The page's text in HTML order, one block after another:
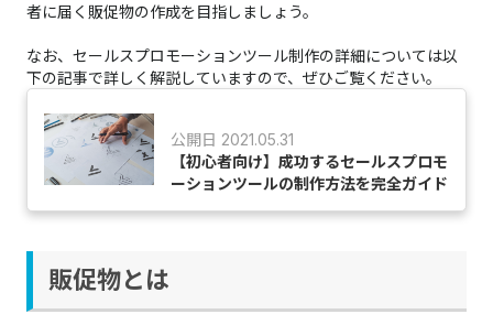
者に届く販促物の作成を目指しましょう。
なお、セールスプロモーションツール制作の詳細については以
下の記事で詳しく解説していますので、ぜひご覧ください。
公開日 2021.05.31
【初心者向け】成功するセールスプロモ
ーションツールの制作方法を完全ガイド
販促物とは